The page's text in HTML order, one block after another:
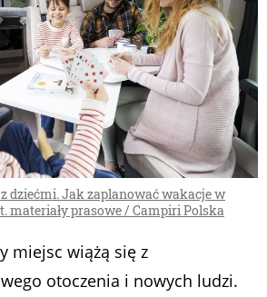
dziećmi. Jak zaplanować wakacje w
materiały prasowe / Campiri Polska
miejsc wiążą się z
otoczenia i nowych ludzi.